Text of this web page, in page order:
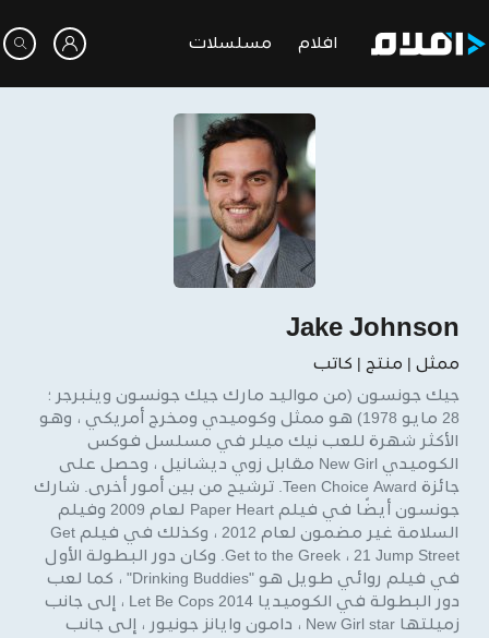
افلام مسلسلات
Jake Johnson
ممثل | منتج | كاتب
جيك جونسون (من مواليد مارك جيك جونسون وينبرجر ؛
28 مايو 1978) هو ممثل وكوميدي ومخرج أمريكي ، وهو
الأكثر شهرة للعب نيك ميلر في مسلسل فوكس
الكوميدي New Girl مقابل زوي ديشانيل ، وحصل على
جائزة Teen Choice Award. ترشيح من بين أمور أخرى. شارك
جونسون أيضًا في فيلم Paper Heart لعام 2009 وفيلم
السلامة غير مضمون لعام 2012 ، وكذلك في فيلم Get
Get to the Greek ، 21 Jump Street. وكان دور البطولة الأول
في فيلم روائي طويل هو "Drinking Buddies" ، كما لعب
دور البطولة في الكوميديا 2014 Let Be Cops ، إلى جانب
زميلتها New Girl star ، دامون وايانز جونيور ، إلى جانب